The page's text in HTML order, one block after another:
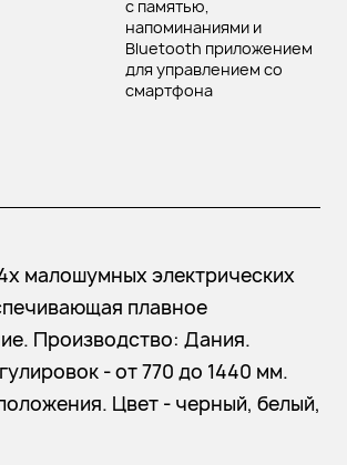
с памятью,
напоминаниями и
Bluetooth приложением
для управлением со
смартфона
малошумных электрических
плавное
Производство: Дания.
- от 770 до 1440 мм.
Цвет - черный, белый,